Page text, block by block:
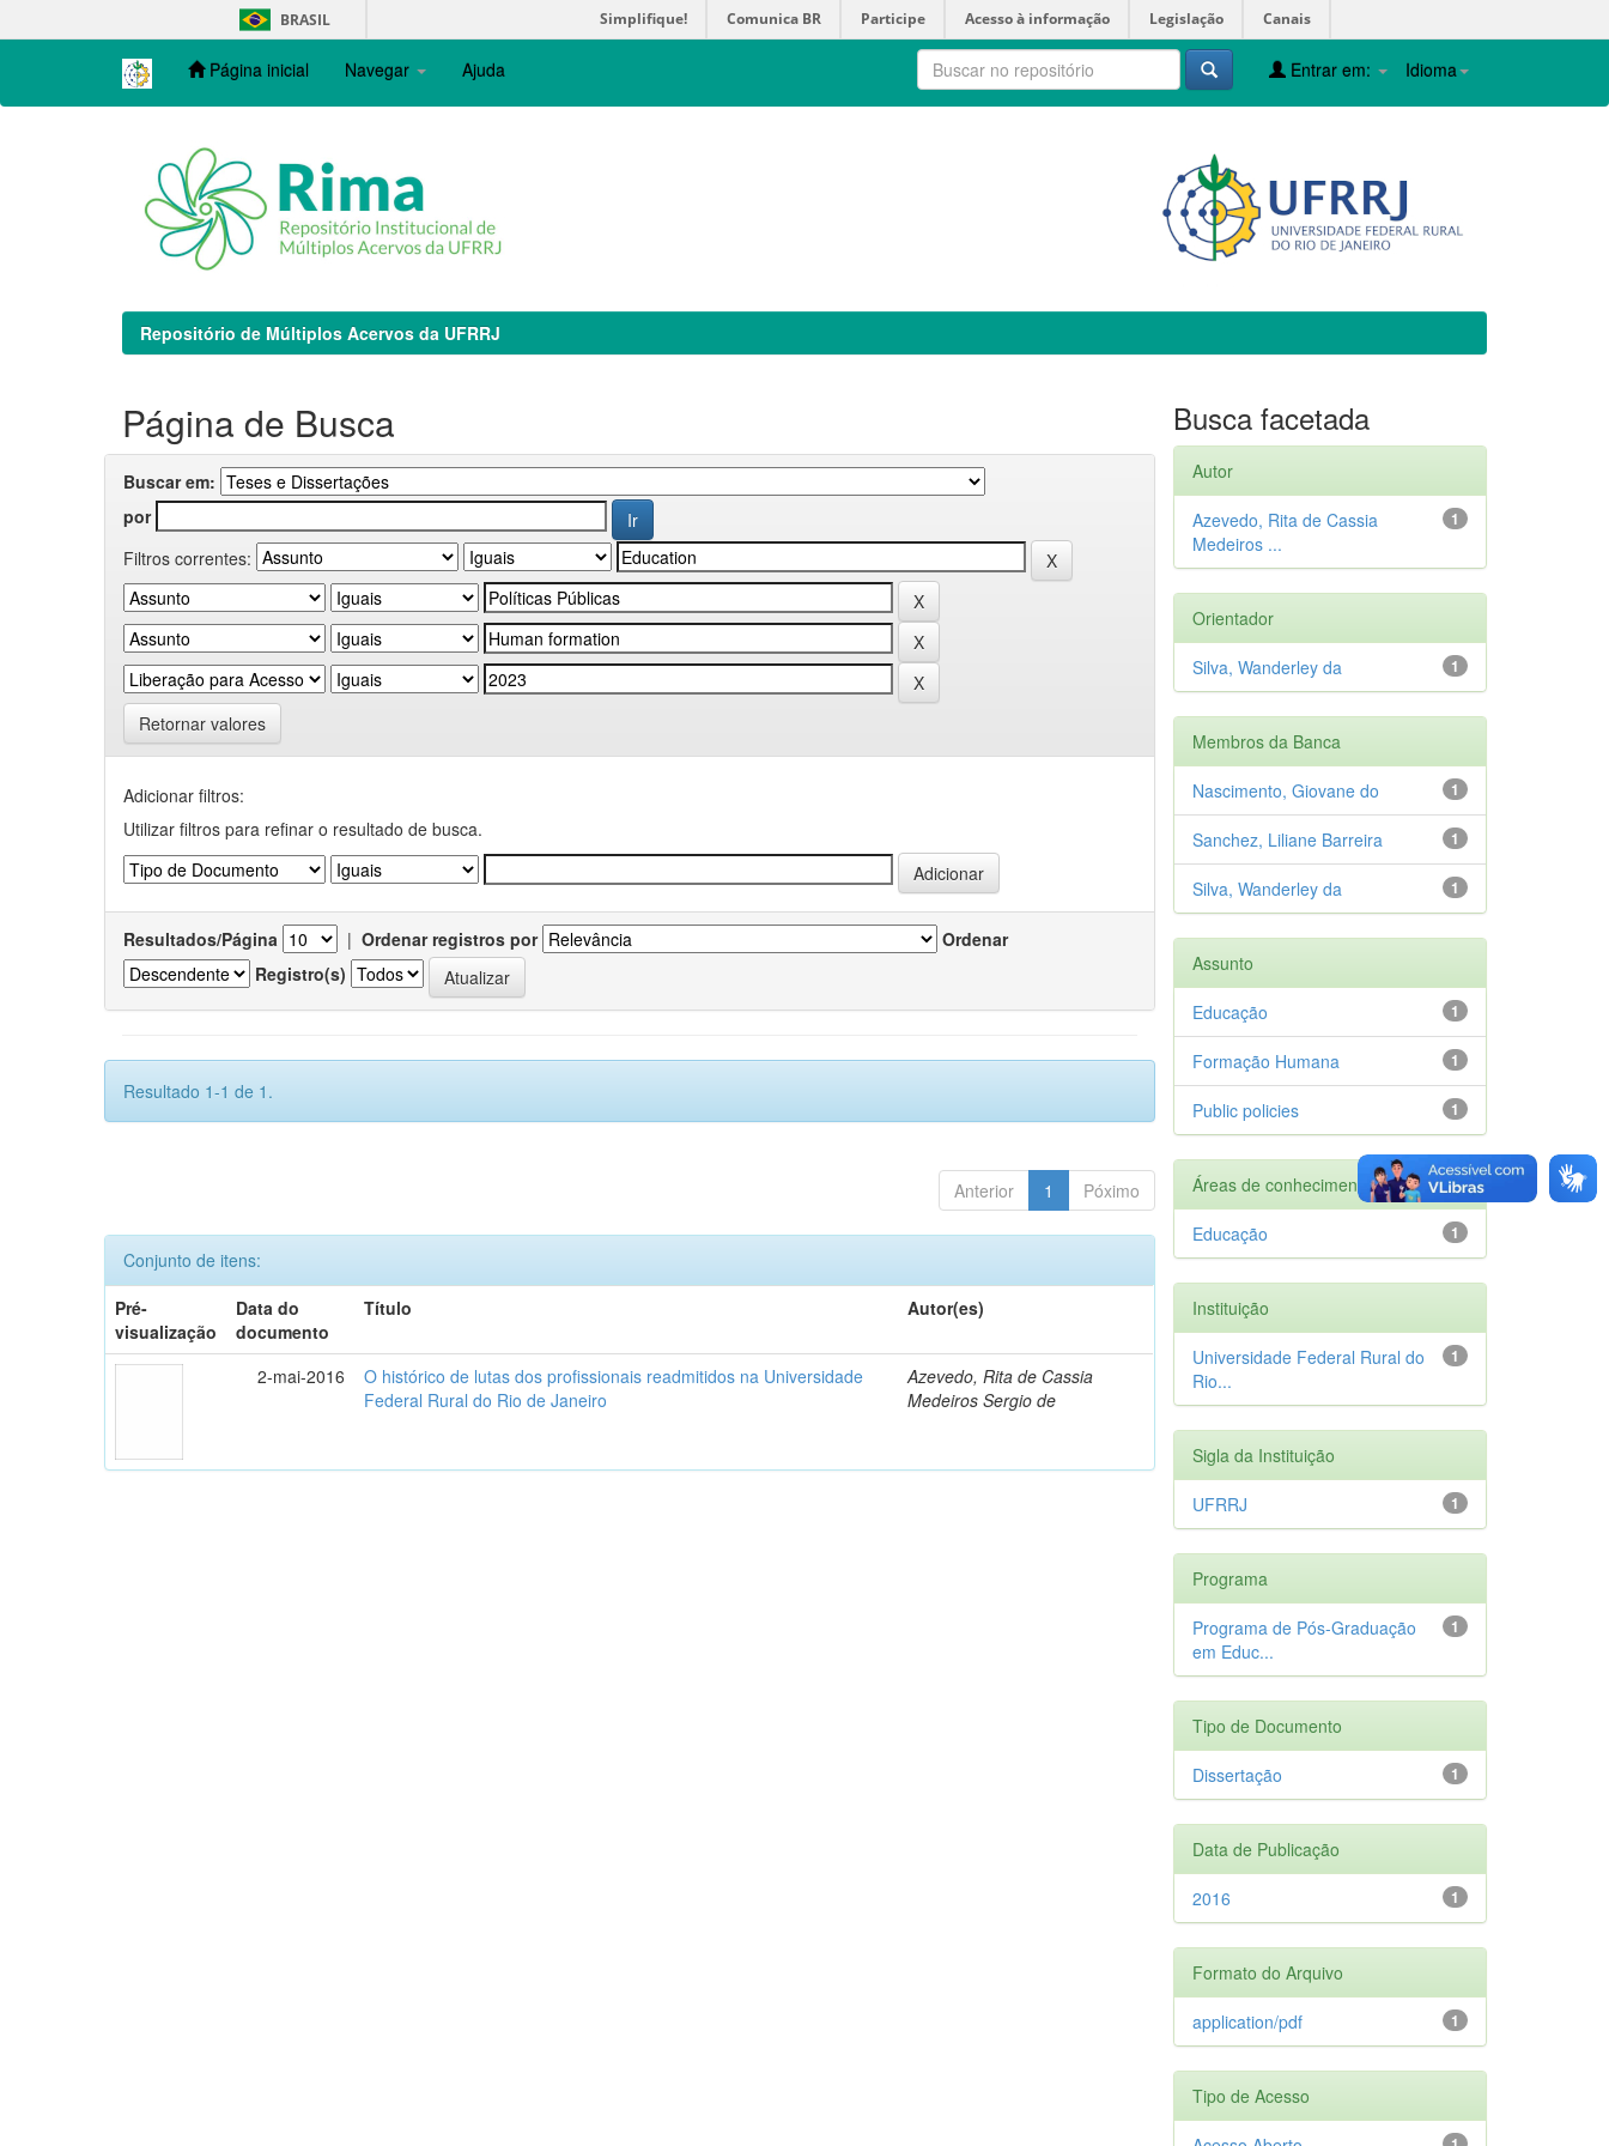
navigation
BRASIL Simplifique! Comunica BR Participe Acesso à informação Legislação Canais
Página inicial Navegar Ajuda Idioma
Entrar em:
Repositório de Múltiplos Acervos da UFRRJ
Página de Busca
Buscar em:
por
Filtros correntes:
Retornar valores
Adicionar filtros:
Utilizar filtros para refinar o resultado de busca.
Resultados/Página | Ordenar registros por
Ordenar
Registro(s)
Resultado 1-1 de 1.
Anterior 1 Póximo
Conjunto de itens:
Pré-
visualização
Data do
documento
Título Autor(es)
2-mai-2016
O histórico de lutas dos profissionais readmitidos na Universidade
Federal Rural do Rio de Janeiro
Azevedo, Rita de Cassia
Medeiros Sergio de
Busca facetada
Autor
1
Azevedo, Rita de Cassia
Medeiros ...
Orientador
1
Silva, Wanderley da
Membros da Banca
1
Nascimento, Giovane do
1
Sanchez, Liliane Barreira
1
Silva, Wanderley da
Assunto
1
Educação
1
Formação Humana
1
Public policies
Áreas de conhecimento
1
Educação
Instituição
1
Universidade Federal Rural do
Rio...
Sigla da Instituição
1
UFRRJ
Programa
1
Programa de Pós-Graduação
em Educ...
Tipo de Documento
1
Dissertação
Data de Publicação
1
2016
Formato do Arquivo
1
application/pdf
Tipo de Acesso